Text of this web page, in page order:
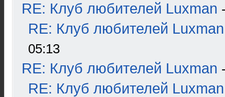
RE: Клуб любителей Luxman
RE: Клуб любителей Luxman
05:13
RE: Клуб любителей Luxman
RE: Клуб любителей Luxman